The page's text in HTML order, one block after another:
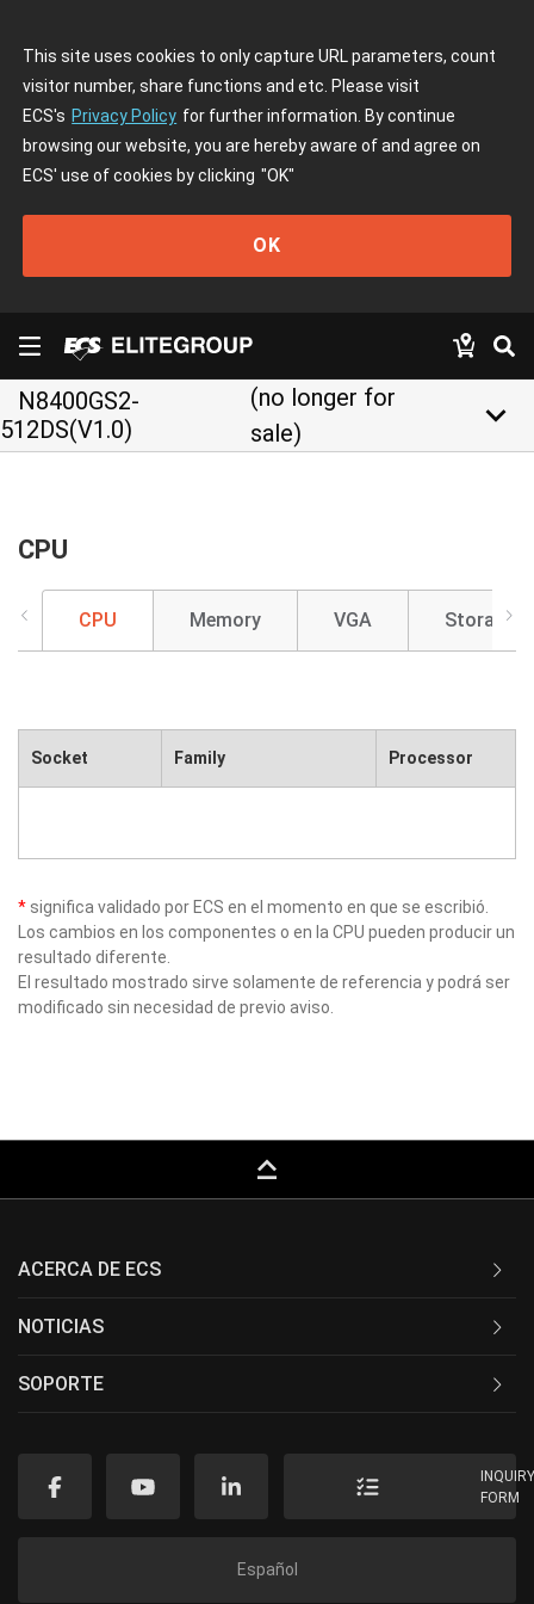
This site uses cookies to only capture URL parameters, count
visitor number, share functions and etc. Please visit
ECS's Privacy Policy for further information. By continue
browsing our website, you are hereby aware of and agree on
ECS' use of cookies by clicking "OK"
OK
N8400GS2-
512DS(V1.0)
(no longer for
sale)
keyboard_arrow_down
CPU
CPU Memory VGA Storage
Socket Family Processor
* significa validado por ECS en el momento en que se escribió.
Los cambios en los componentes o en la CPU pueden producir un
resultado diferente.
El resultado mostrado sirve solamente de referencia y podrá ser
modificado sin necesidad de previo aviso.
keyboard_capslock
ACERCA DE ECS
NOTICIAS
SOPORTE
FORM
Español